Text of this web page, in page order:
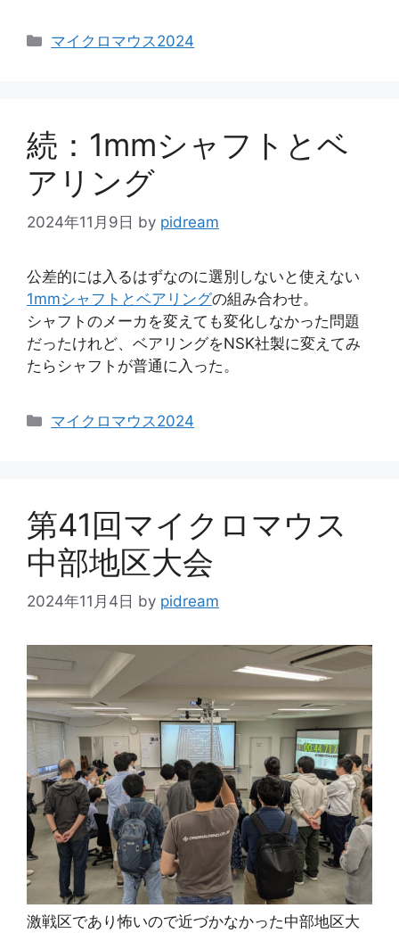
カ
マイクロマウス2024
続：1mmシャフトとベ
アリング
2024年11月9日 by pidream
公差的には入るはずなのに選別しないと使えない
1mmシャフトとベアリングの組み合わせ。
シャフトのメーカを変えても変化しなかった問題
だったけれど、ベアリングをNSK社製に変えてみ
たらシャフトが普通に入った。
カ
マイクロマウス2024
第41回マイクロマウス
中部地区大会
2024年11月4日 by pidream
激戦区であり怖いので近づかなかった中部地区大